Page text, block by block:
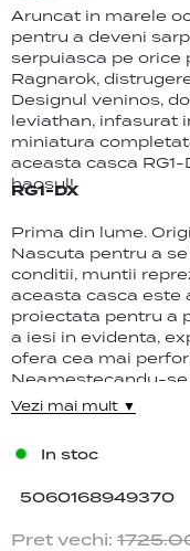
Aruncat in marele
pentru a deveni
serpuiasca pe orice
Ragnarok,
Designul veninos,
leviathan, infasurat
miniatura
aceasta casca
haosul!
RG1-DX
Prima din lume.
Nascuta pentru a
conditii, muntii
aceasta casca este
proiectata pentru a
a iesi in evidenta,
ofera cea mai
Neamestecandu-se
sa atace partiile, cu
viata la maxim.
transformat intr-o
Designul celebru
incasabila care se
Vezi mai mult ▼
In stoc
5060168949370
Pret vechi: